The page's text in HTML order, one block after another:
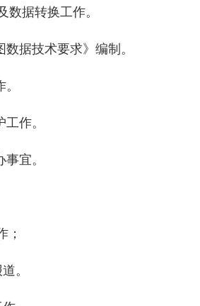
据转换工作。
据技术要求》编制。
作。
宜。
。